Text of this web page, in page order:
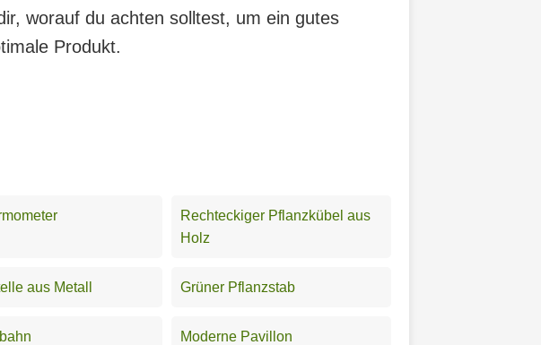
worauf du achten solltest, um ein gutes
Produkt.
Rechteckiger Pflanzkübel aus
Holz
aus Metall Grüner Pflanzstab
Moderne Pavillon